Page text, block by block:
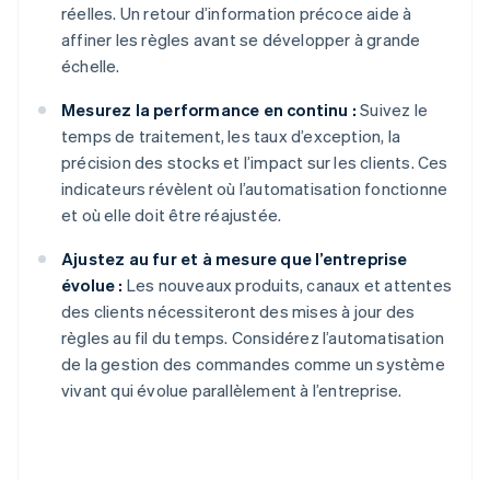
réelles. Un retour d’information précoce aide à
affiner les règles avant se développer à grande
échelle.
Mesurez la performance en continu : Suivez le
temps de traitement, les taux d’exception, la
précision des stocks et l’impact sur les clients. Ces
indicateurs révèlent où l’automatisation fonctionne
et où elle doit être réajustée.
Ajustez au fur et à mesure que l’entreprise
évolue : Les nouveaux produits, canaux et attentes
des clients nécessiteront des mises à jour des
règles au fil du temps. Considérez l’automatisation
de la gestion des commandes comme un système
vivant qui évolue parallèlement à l’entreprise.